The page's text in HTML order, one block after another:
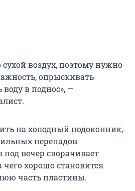
воздух, поэтому нужно
опрыскивать
воду в поднос», —
на холодный подоконник,
перепадов
под вечер сворачивает
чего хорошо становится
часть пластины.